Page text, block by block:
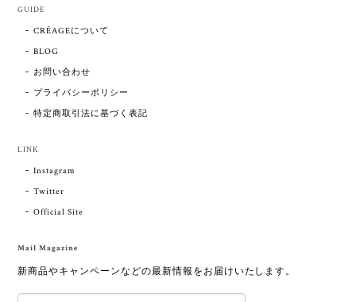
GUIDE
CRÉAGEについて
BLOG
お問い合わせ
プライバシーポリシー
特定商取引法に基づく表記
LINK
Instagram
Twitter
Official Site
Mail Magazine
新商品やキャンペーンなどの最新情報をお届けいたします。